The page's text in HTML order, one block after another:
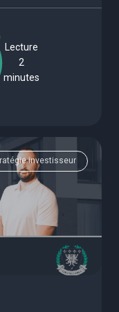
Lecture
2
minutes
investisseur